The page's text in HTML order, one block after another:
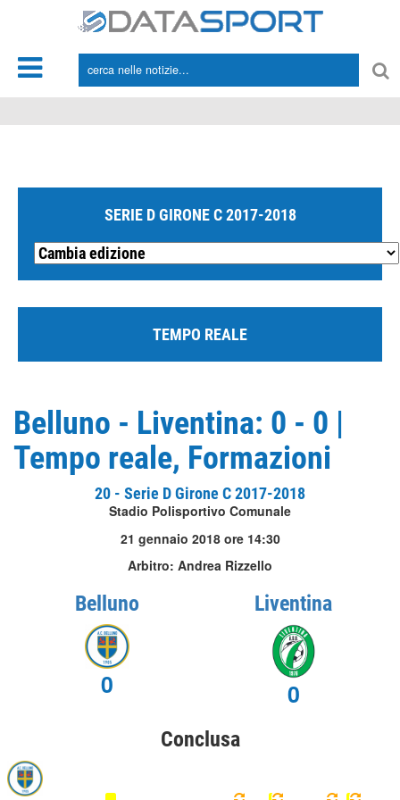
SERIE D GIRONE C 2017-2018
TEMPO REALE
Belluno - Liventina: 0 - 0 |
Tempo reale, Formazioni
20 - Serie D Girone C 2017-2018
Stadio Polisportivo Comunale
21 gennaio 2018 ore 14:30
Arbitro: Andrea Rizzello
Belluno
0
Liventina
0
Conclusa